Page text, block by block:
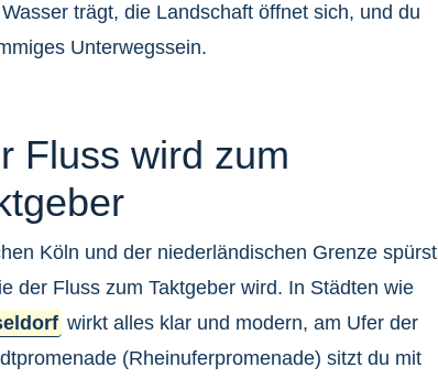
trägt, die Landschaft öffnet sich, und du
Unterwegssein.
Fluss wird zum
Köln und der niederländischen Grenze spürst
der Fluss zum Taktgeber wird. In Städten wie
wirkt alles klar und modern, am Ufer der
(Rheinuferpromenade) sitzt du mit